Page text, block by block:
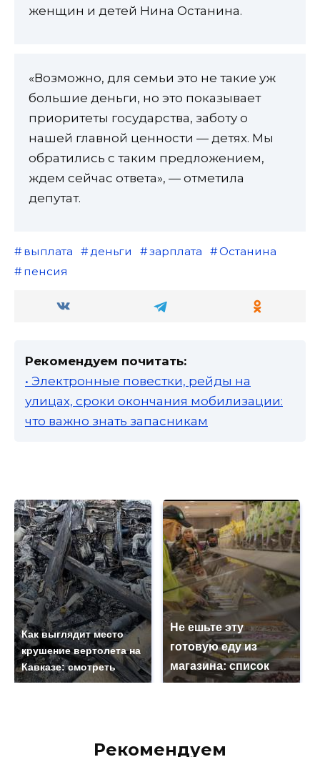
женщин и детей Нина Останина.
«Возможно, для семьи это не такие уж
большие деньги, но это показывает
приоритеты государства, заботу о
нашей главной ценности — детях. Мы
обратились с таким предложением,
ждем сейчас ответа», — отметила
депутат.
выплата деньги зарплата
Останина
пенсия
Рекомендуем почитать:
• Электронные повестки, рейды на
улицах, сроки окончания мобилизации:
что важно знать запасникам
Как выглядит место
крушение вертолета на
Кавказе: смотреть
Не ешьте эту
готовую еду из
магазина: список
Рекомендуем